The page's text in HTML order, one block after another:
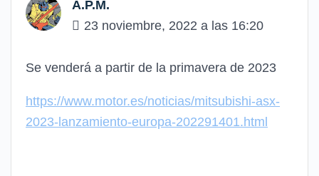
A.P.M.
23 noviembre, 2022 a las 16:20
Se venderá a partir de la primavera de 2023
https://www.motor.es/noticias/mitsubishi-asx-
2023-lanzamiento-europa-202291401.html